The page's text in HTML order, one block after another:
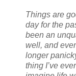
Things are
day for the
been an
well, and
longer
thing I’ve